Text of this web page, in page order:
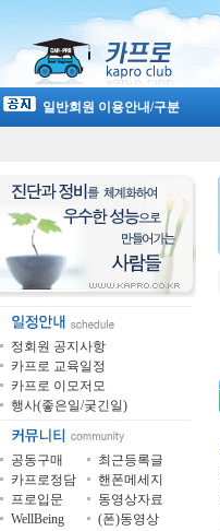
일반회원 이용안내/구분
정회원 공지사항
카프로 교육일정
카프로 이모저모
행사(좋은일/궂긴일)
공동구매
최근등록글
카프로정담
핸폰메세지
프로입문
동영상자료
WellBeing
(폰)동영상